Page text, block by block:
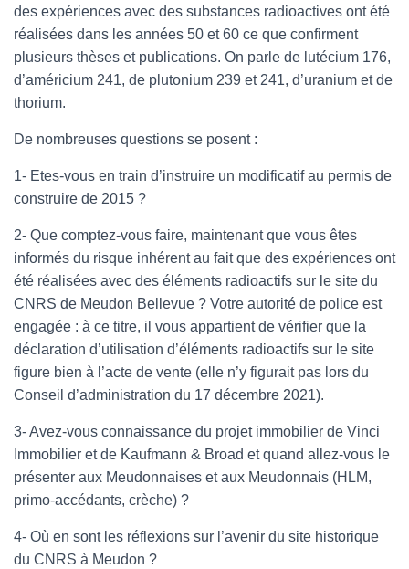
des expériences avec des substances radioactives ont été
réalisées dans les années 50 et 60 ce que confirment
plusieurs thèses et publications. On parle de lutécium 176,
d’américium 241, de plutonium 239 et 241, d’uranium et de
thorium.
De nombreuses questions se posent :
1- Etes-vous en train d’instruire un modificatif au permis de
construire de 2015 ?
2- Que comptez-vous faire, maintenant que vous êtes
informés du risque inhérent au fait que des expériences ont
été réalisées avec des éléments radioactifs sur le site du
CNRS de Meudon Bellevue ? Votre autorité de police est
engagée : à ce titre, il vous appartient de vérifier que la
déclaration d’utilisation d’éléments radioactifs sur le site
figure bien à l’acte de vente (elle n’y figurait pas lors du
Conseil d’administration du 17 décembre 2021).
3- Avez-vous connaissance du projet immobilier de Vinci
Immobilier et de Kaufmann & Broad et quand allez-vous le
présenter aux Meudonnaises et aux Meudonnais (HLM,
primo-accédants, crèche) ?
4- Où en sont les réflexions sur l’avenir du site historique
du CNRS à Meudon ?